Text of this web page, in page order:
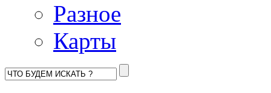
Разное
Карты